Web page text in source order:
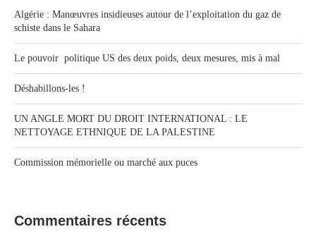
Algérie : Manœuvres insidieuses autour de l’exploitation du gaz de
schiste dans le Sahara
Le pouvoir politique US des deux poids, deux mesures, mis à mal
Déshabillons-les !
UN ANGLE MORT DU DROIT INTERNATIONAL : LE
NETTOYAGE ETHNIQUE DE LA PALESTINE
Commission mémorielle ou marché aux puces
Commentaires récents